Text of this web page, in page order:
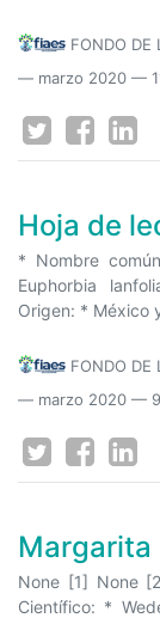
FONDO DE
— marzo 2020 —
Hoja de
* Nombre
Euphorbia
Origen: * México
FONDO DE
— marzo 2020 —
Margarita
None [1] None
Científico: *